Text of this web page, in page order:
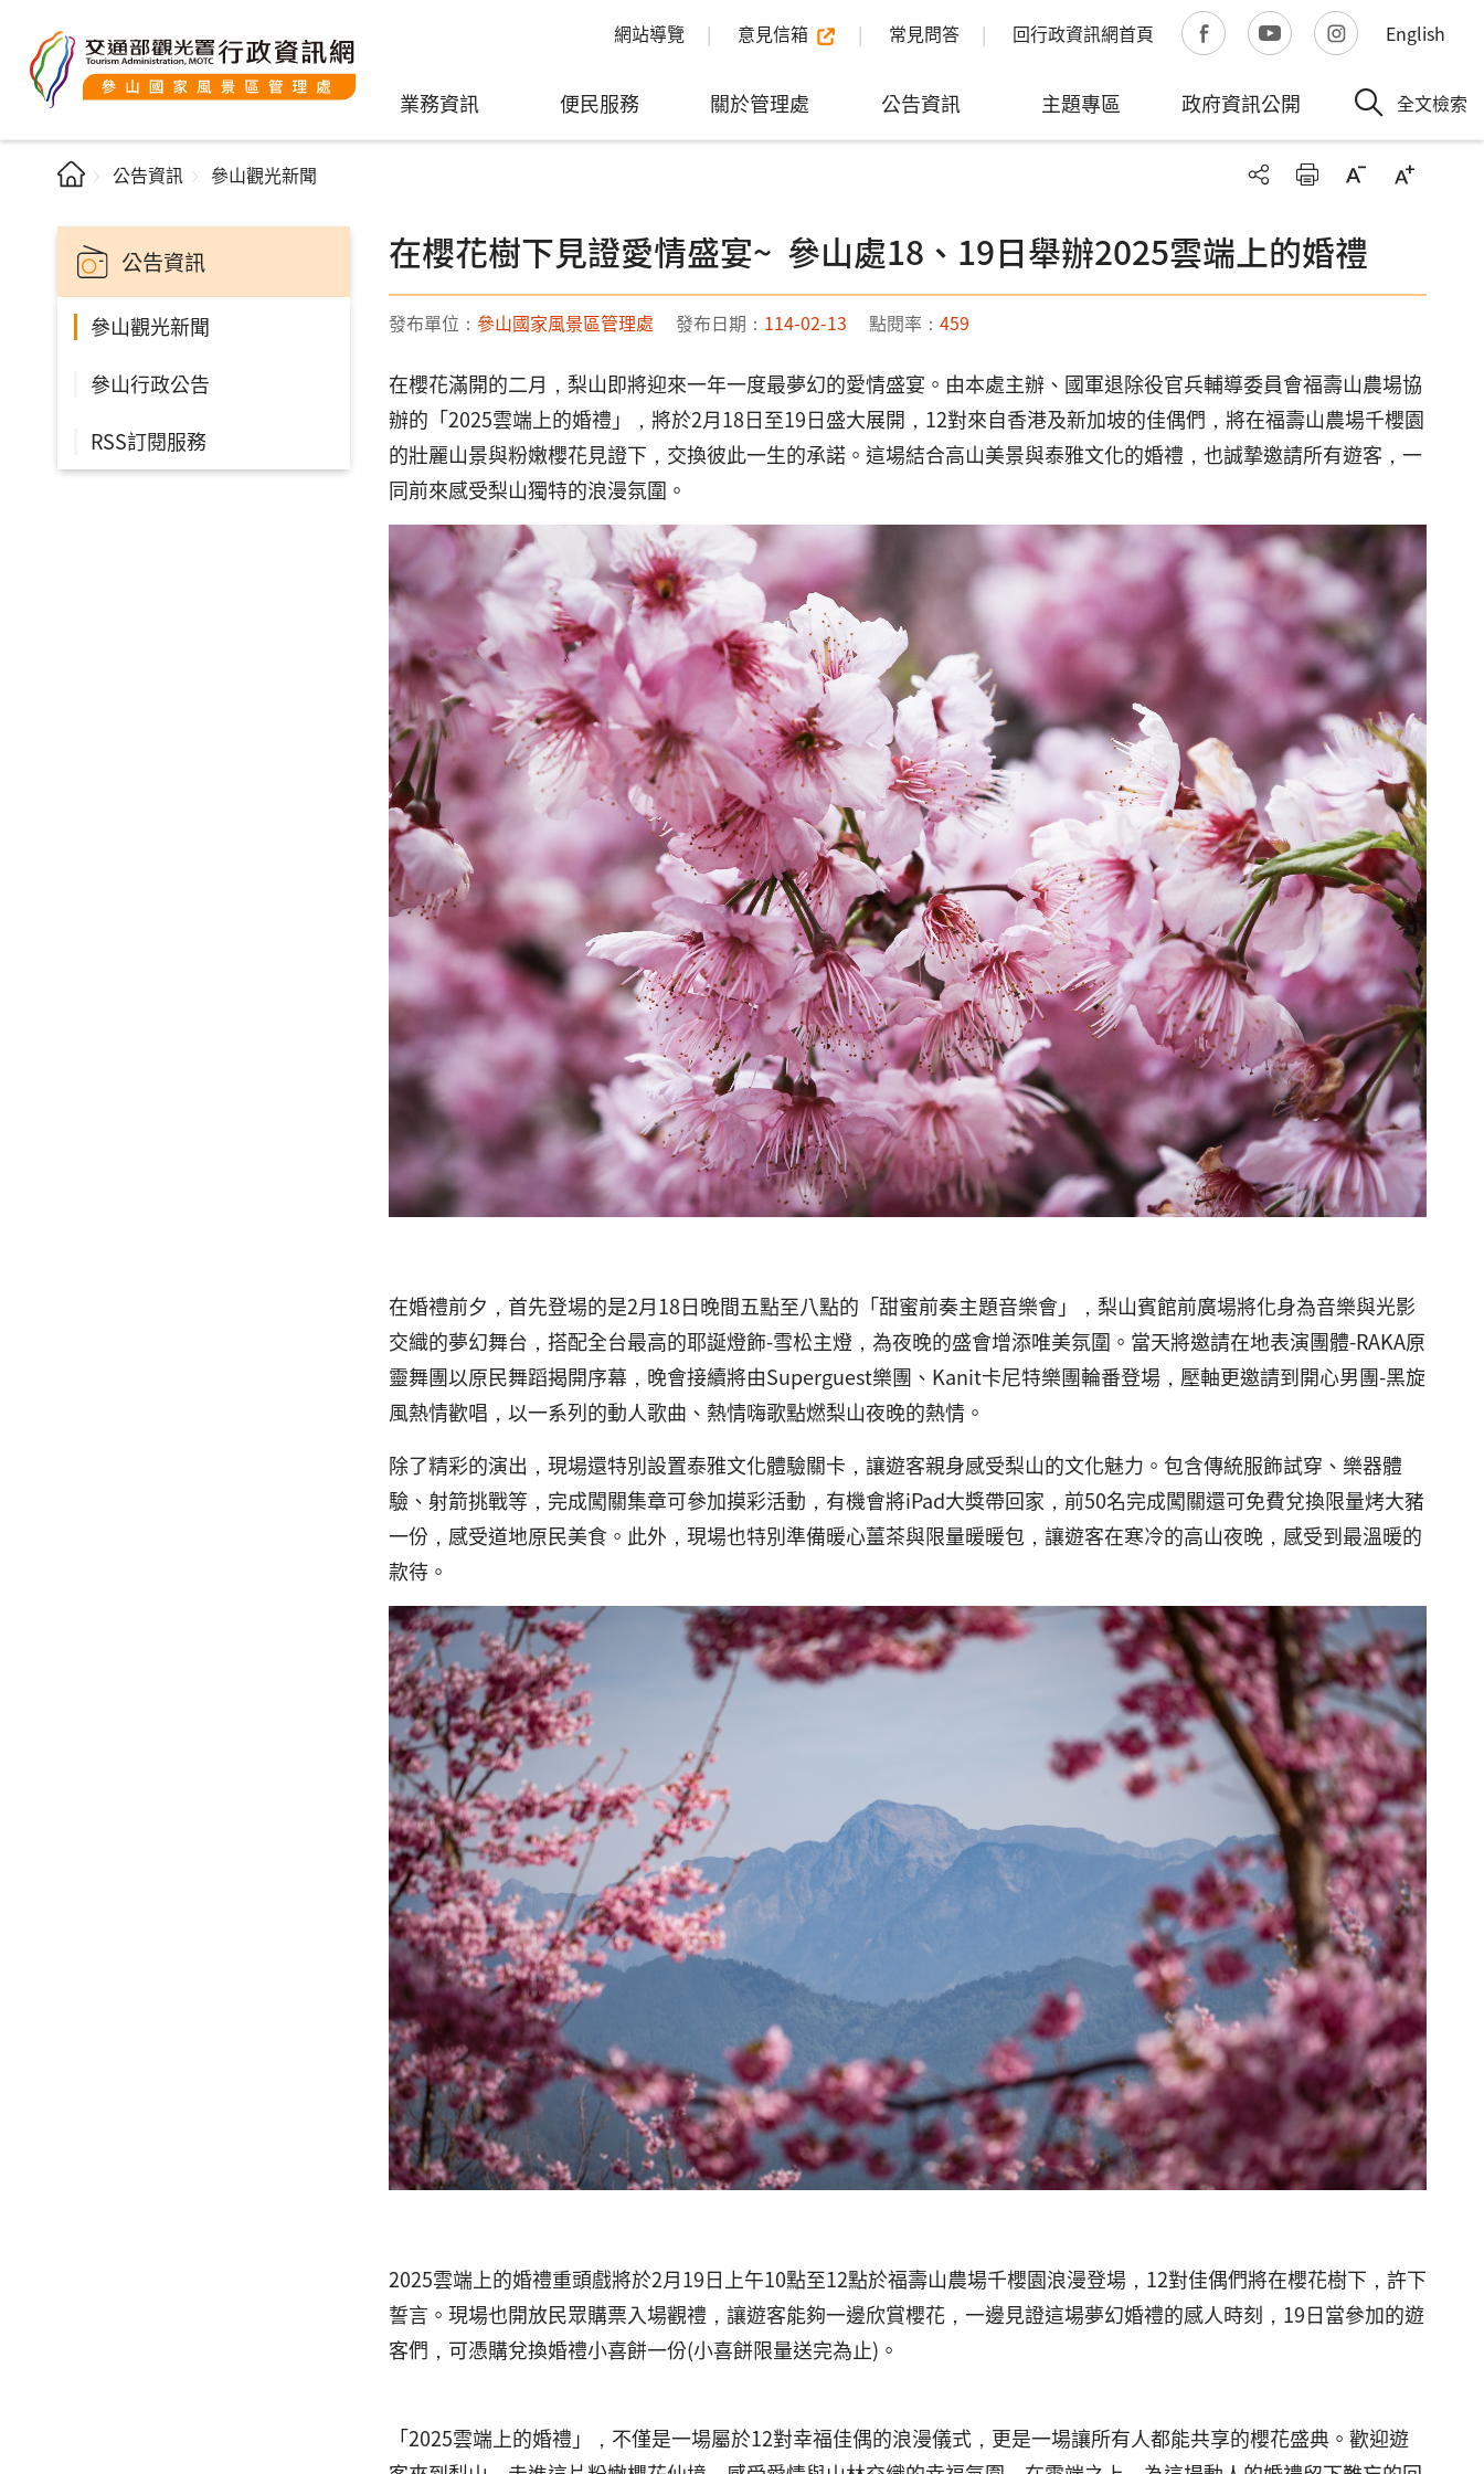
網站導覽 意見信箱 常見問答 回行政資訊網首頁 English
業務資訊 便民服務 關於管理處 公告資訊 主題專區 政府資訊公開 全文檢索
公告資訊 參山觀光新聞
公告資訊
參山觀光新聞
參山行政公告
RSS訂閱服務
在櫻花樹下見證愛情盛宴~ 參山處18、19日舉辦2025雲端上的婚禮
發布單位： 參山國家風景區管理處 發布日期： 114-02-13 點閱率： 459
在櫻花滿開的二月，梨山即將迎來一年一度最夢幻的愛情盛宴。由本處主辦、國軍退除役官兵輔導委員會福壽山農場協
辦的「2025雲端上的婚禮」，將於2月18日至19日盛大展開，12對來自香港及新加坡的佳偶們，將在福壽山農場千櫻園
的壯麗山景與粉嫩櫻花見證下，交換彼此一生的承諾。這場結合高山美景與泰雅文化的婚禮，也誠摯邀請所有遊客，一
同前來感受梨山獨特的浪漫氛圍。
在婚禮前夕，首先登場的是2月18日晚間五點至八點的「甜蜜前奏主題音樂會」，梨山賓館前廣場將化身為音樂與光影
交織的夢幻舞台，搭配全台最高的耶誕燈飾-雪松主燈，為夜晚的盛會增添唯美氛圍。當天將邀請在地表演團體-RAKA原
靈舞團以原民舞蹈揭開序幕，晚會接續將由Superguest樂團、Kanit卡尼特樂團輪番登場，壓軸更邀請到開心男團-黑旋
風熱情歡唱，以一系列的動人歌曲、熱情嗨歌點燃梨山夜晚的熱情。
除了精彩的演出，現場還特別設置泰雅文化體驗關卡，讓遊客親身感受梨山的文化魅力。包含傳統服飾試穿、樂器體
驗、射箭挑戰等，完成闖關集章可參加摸彩活動，有機會將iPad大獎帶回家，前50名完成闖關還可免費兌換限量烤大豬
一份，感受道地原民美食。此外，現場也特別準備暖心薑茶與限量暖暖包，讓遊客在寒冷的高山夜晚，感受到最溫暖的
款待。
2025雲端上的婚禮重頭戲將於2月19日上午10點至12點於福壽山農場千櫻園浪漫登場，12對佳偶們將在櫻花樹下，許下
誓言。現場也開放民眾購票入場觀禮，讓遊客能夠一邊欣賞櫻花，一邊見證這場夢幻婚禮的感人時刻，19日當參加的遊
客們，可憑購兌換婚禮小喜餅一份(小喜餅限量送完為止)。
「2025雲端上的婚禮」，不僅是一場屬於12對幸福佳偶的浪漫儀式，更是一場讓所有人都能共享的櫻花盛典。歡迎遊